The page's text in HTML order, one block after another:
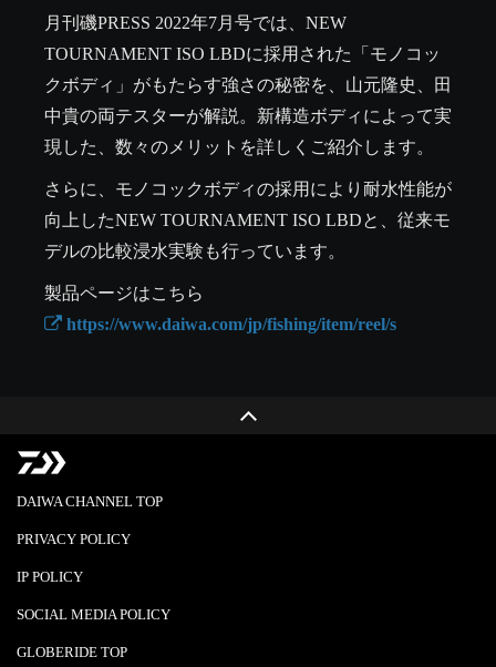
月刊磯PRESS 2022年7月号では、NEW
TOURNAMENT ISO LBDに採用された「モノコッ
クボディ」がもたらす強さの秘密を、山元隆史、田
中貴の両テスターが解説。新構造ボディによって実
現した、数々のメリットを詳しくご紹介します。
さらに、モノコックボディの採用により耐水性能が
向上したNEW TOURNAMENT ISO LBDと、従来モ
デルの比較浸水実験も行っています。
https://www.daiwa.com/jp/fishing/item/reel/s
DAIWA CHANNEL TOP
PRIVACY POLICY
IP POLICY
SOCIAL MEDIA POLICY
GLOBERIDE TOP